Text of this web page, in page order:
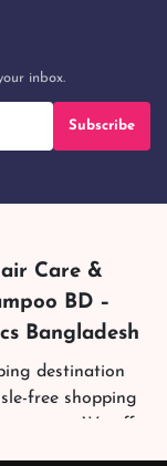
inbox.
Subscribe
Care &
BD –
Bangladesh
destination
free shopping
We offer
your preferred